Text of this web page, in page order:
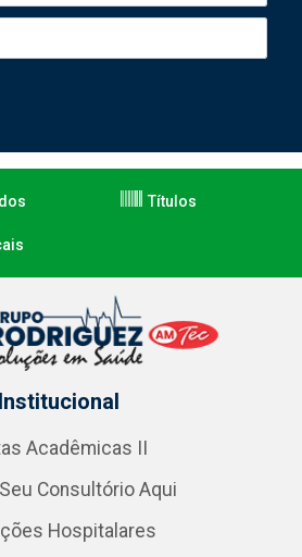
Títulos
Institucional
Acadêmicas II
Consultório Aqui
Hospitalares